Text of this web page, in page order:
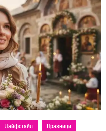
Лайфстайл Празници